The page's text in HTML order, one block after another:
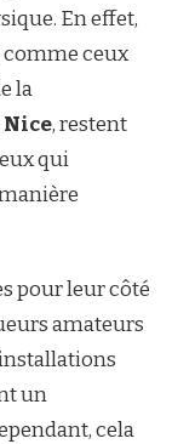
En effet,
ceux
la
, restent
qui
pour leur côté
amateurs
installations
un
cela